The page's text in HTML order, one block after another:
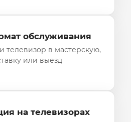
обслуживания
телевизор в мастерскую,
или выезд
на телевизорах